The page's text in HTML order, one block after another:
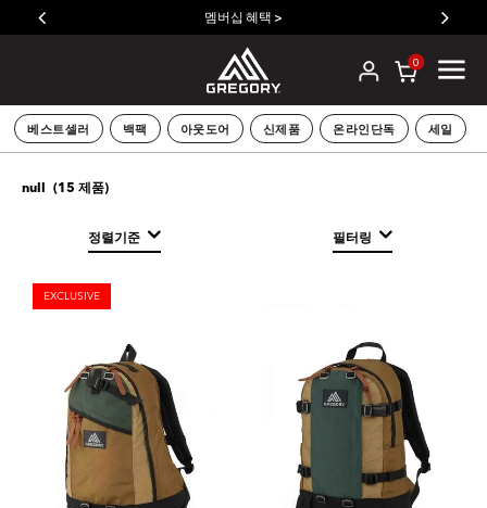
멤버십 혜택 >
0
베스트셀러 백팩 아웃도어 신제품 온라인단독 세일
null (15 제품)
정렬기준 필터링
EXCLUSIVE